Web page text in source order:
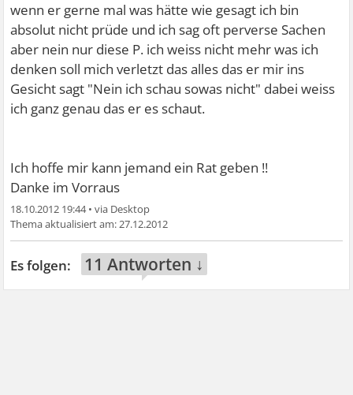
wenn er gerne mal was hätte wie gesagt ich bin
absolut nicht prüde und ich sag oft perverse Sachen
aber nein nur diese P. ich weiss nicht mehr was ich
denken soll mich verletzt das alles das er mir ins
Gesicht sagt "Nein ich schau sowas nicht" dabei weiss
ich ganz genau das er es schaut.
Ich hoffe mir kann jemand ein Rat geben !!
Danke im Vorraus
18.10.2012 19:44•
27.12.2012
11 Antworten ↓